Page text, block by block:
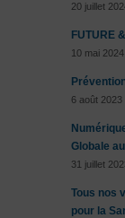
20 juillet
FUTURE
10 mai
6 août 2023
Globale
31 juillet
Tous nos
pour la